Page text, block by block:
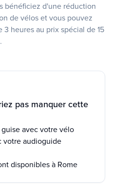
bénéficiez d'une réduction
de vélos et vous pouvez
heures au prix spécial de 15
pas manquer cette
avec votre vélo
votre audioguide
disponibles à Rome